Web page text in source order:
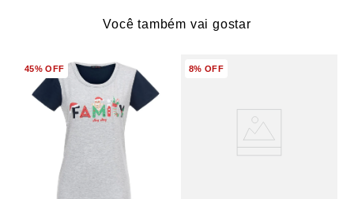
Você também vai gostar
45%OFF 8% OFF